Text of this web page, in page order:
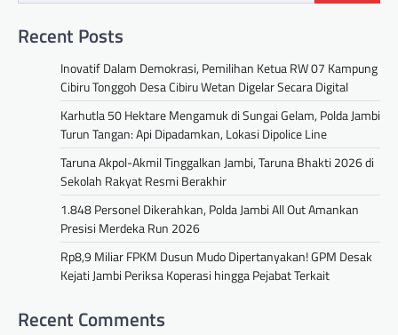
Recent Posts
Inovatif Dalam Demokrasi, Pemilihan Ketua RW 07 Kampung
Cibiru Tonggoh Desa Cibiru Wetan Digelar Secara Digital
Karhutla 50 Hektare Mengamuk di Sungai Gelam, Polda Jambi
Turun Tangan: Api Dipadamkan, Lokasi Dipolice Line
Taruna Akpol-Akmil Tinggalkan Jambi, Taruna Bhakti 2026 di
Sekolah Rakyat Resmi Berakhir
1.848 Personel Dikerahkan, Polda Jambi All Out Amankan
Presisi Merdeka Run 2026
Rp8,9 Miliar FPKM Dusun Mudo Dipertanyakan! GPM Desak
Kejati Jambi Periksa Koperasi hingga Pejabat Terkait
Recent Comments